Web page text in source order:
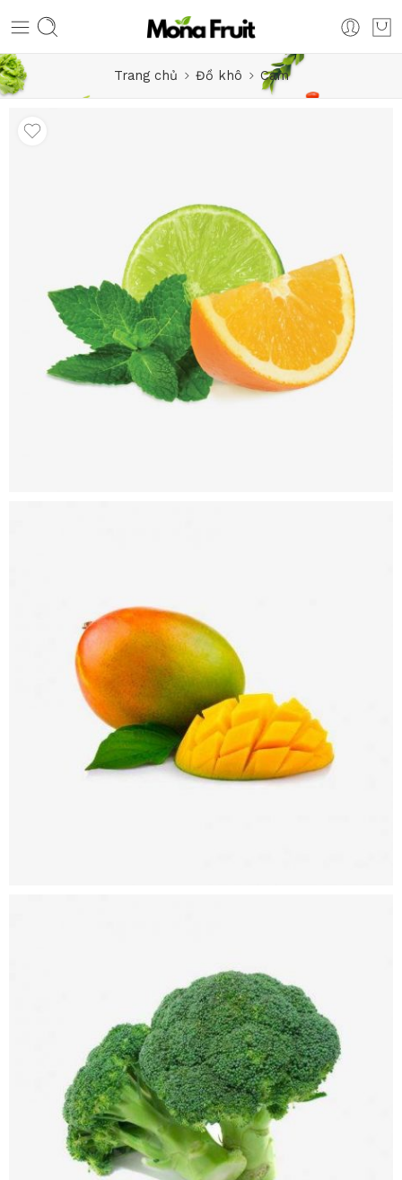
Trang chủ Đồ khô Cam